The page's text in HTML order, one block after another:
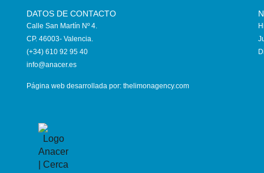
DATOS DE CONTACTO
Calle San Martín Nº 4.
CP. 46003- Valencia.
(+34) 610 92 95 40
info@anacer.es
Página web desarrollada por: thelimonagency.com